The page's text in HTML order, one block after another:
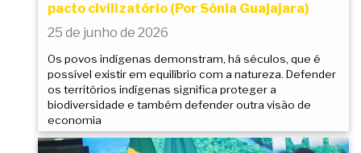
pacto civilizatório (Por Sônia Guajajara)
25 de junho de 2026
Os povos indígenas demonstram, há séculos, que é
possível existir em equilíbrio com a natureza. Defender
os territórios indígenas significa proteger a
biodiversidade e também defender outra visão de
economia